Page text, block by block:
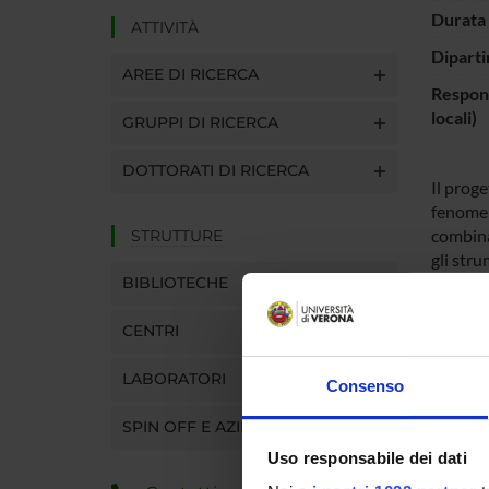
Consenso
Uso responsabile dei dati
ATTIVITÀ
AREE DI RICERCA
GRUPPI DI RICERCA
DOTTORATI DI RICERCA
STRUTTURE
BIBLIOTECHE
CENTRI
LABORATORI
SPIN OFF E AZIENDE
Durata
locali)
Il
gli
antica
sia per
modo